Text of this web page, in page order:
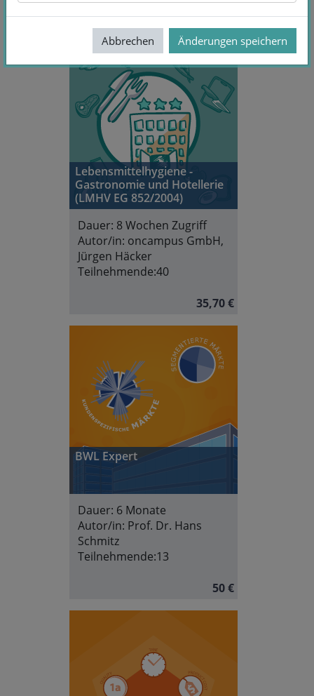
Lebensmittelhygiene -
Gastronomie und Hotellerie
(LMHV EG 852/2004)
Dauer: 8 Wochen Zugriff
Autor/in: oncampus GmbH,
Jürgen Häcker
Teilnehmende:40
35,70 €
BWL Expert
Dauer: 6 Monate
Autor/in: Prof. Dr. Hans
Schmitz
Teilnehmende:13
50 €
Abbrechen Änderungen speichern
Abbrechen Änderungen speichern